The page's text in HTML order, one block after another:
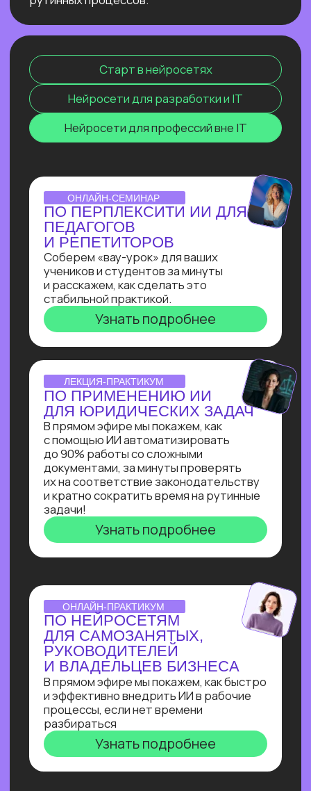
сокращение расходов, ускорение
и прочее. Освоив эту востребованную
профессию сейчас, ты станешь
интеллектуальные продукты, которые
меняют правила игры и приносят
реальную прибыль.
ОТКРЫТЫЙ УРОК
ЗАПУСК НЕЙРОСЕТИ
Покажем, как развернуть модель
deepseek R1 прямо на своём
компьютере и не переживать
о безопасности данных, зависаниях
и плохом интернете
Узнать подробнее
ОNLINE-ПРАКТИКУМ
ПО СОЗДАНИЮ ИИ-
АССИСТЕНТА
В прямом эфире Кирилл Пшинник
сделает реальную задачу промпт-
инженера: создаст
многофункционального ИИ-ассистента
для коммуникации с клиентом на сайте
и сокращения затрат на персонал.
Узнать подробнее
ОNLINE-ИНТЕНСИВ
СОЗДАЕМ ИИ-АССИСТЕНТА
ЗА 3 ДНЯ!
Ты создашь полноценного ИИ-
ассистента, интегрированного
в Telegram, на выбранную тобой тему
без единой строчки кода!
Узнать подробнее
ОТКРЫТАЯ ЛЕКЦИЯ
СВОЙ БИЗНЕС НА ИИ
реальное видение рынка ИИ
от эксперта по нейросетям Зерокодер
Кирилла Пшинника!
Узнать подробнее
ВЕБИНАР-ОБЗОР
ПРОФЕССИЯ ПРОМПТ-
ИНЖЕНЕР: КАК ХАЙП
ПРОШЛОГО ГОДА
ПРЕВРАТИЛСЯ В САМУЮ
ВОСТРЕБОВАННУЮ
СПЕЦИАЛИЗАЦИЮ В 2025?
Больше 2 лет наш карьерный центр